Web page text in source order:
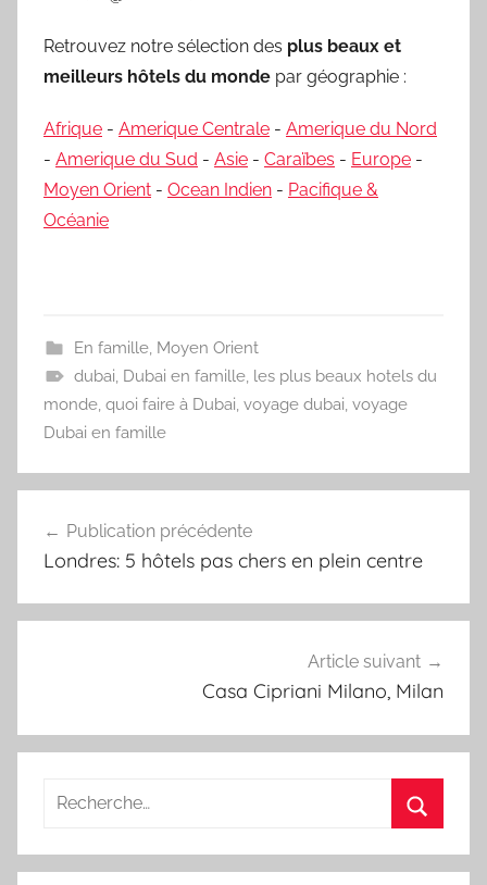
Retrouvez notre sélection des plus beaux et
meilleurs hôtels du monde par géographie :
Afrique - Amerique Centrale - Amerique du Nord
- Amerique du Sud - Asie - Caraïbes - Europe -
Moyen Orient - Ocean Indien - Pacifique &
Océanie
En famille, Moyen Orient
dubai, Dubai en famille, les plus beaux hotels du
monde, quoi faire à Dubai, voyage dubai, voyage
Dubai en famille
de
Publication précédente
Londres: 5 hôtels pas chers en plein centre
Article suivant
Casa Cipriani Milano, Milan
Recherche
: